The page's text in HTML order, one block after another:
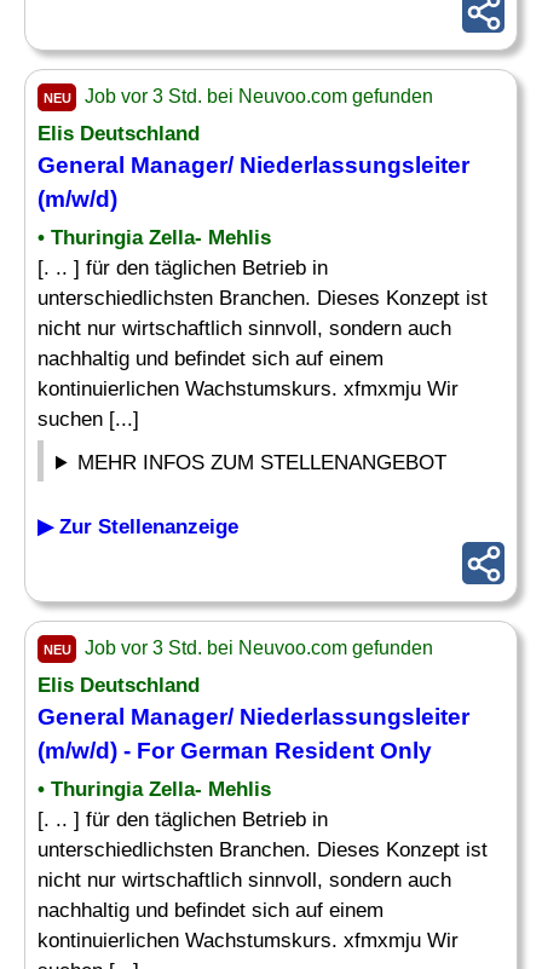
NEU Job vor 3 Std. bei Neuvoo.com gefunden
Elis Deutschland
General Manager/ Niederlassungsleiter
(m/w/d)
• Thuringia Zella- Mehlis
[. .. ] für den täglichen Betrieb in
unterschiedlichsten Branchen. Dieses Konzept ist
nicht nur wirtschaftlich sinnvoll, sondern auch
nachhaltig und befindet sich auf einem
kontinuierlichen Wachstumskurs. xfmxmju Wir
suchen [...]
MEHR INFOS ZUM STELLENANGEBOT
▶ Zur Stellenanzeige
NEU Job vor 3 Std. bei Neuvoo.com gefunden
Elis Deutschland
General Manager/ Niederlassungsleiter
(m/w/d) - For German Resident Only
• Thuringia Zella- Mehlis
[. .. ] für den täglichen Betrieb in
unterschiedlichsten Branchen. Dieses Konzept ist
nicht nur wirtschaftlich sinnvoll, sondern auch
nachhaltig und befindet sich auf einem
kontinuierlichen Wachstumskurs. xfmxmju Wir